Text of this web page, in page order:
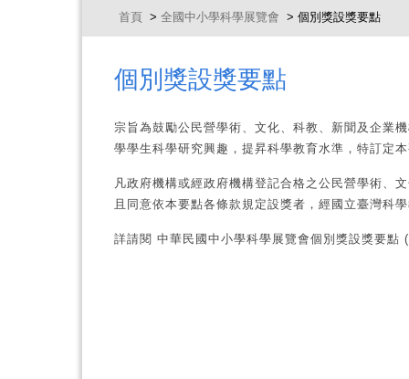
首頁 > 全國中小學科學展覽會 > 個別獎設獎要點
個別獎設獎要點
宗旨為鼓勵公民營學術、文化、科教、新聞及企業
學學生科學研究興趣，提昇科學教育水準，特訂定
凡政府機構或經政府機構登記合格之公民營學術、
且同意依本要點各條款規定設獎者，經國立臺灣科
詳請閱 中華民國中小學科學展覽會個別獎設獎要點